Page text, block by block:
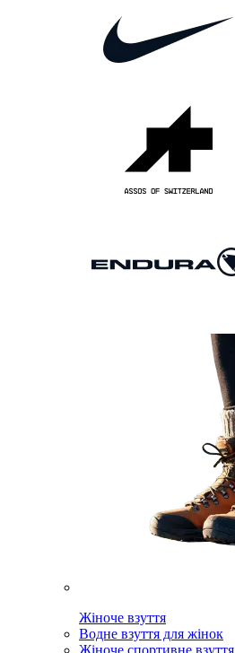
Жіноче взуття
Водне взуття для жінок
Жіноче спортивне взуття